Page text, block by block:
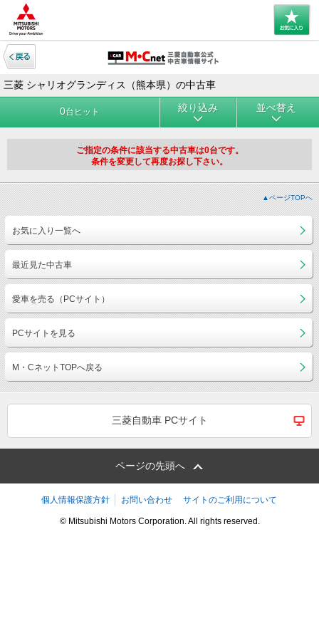
三菱 シャリオグランディス（熊本県）の中古車
0台ヒット 絞り込み 並べ替え
ご指定の条件に該当する中古車は0台です。
条件を変更して再度お探し下さい。
▲ページTOPへ
お気に入り一覧へ
最近見た中古車
愛車を売る（PCサイト）
PCサイトを見る
M・CネットTOPへ戻る
三菱自動車 PCサイト
ページの先頭へ
個人情報保護方針 お問い合わせ サイトのご利用について
© Mitsubishi Motors Corporation. All rights reserved.